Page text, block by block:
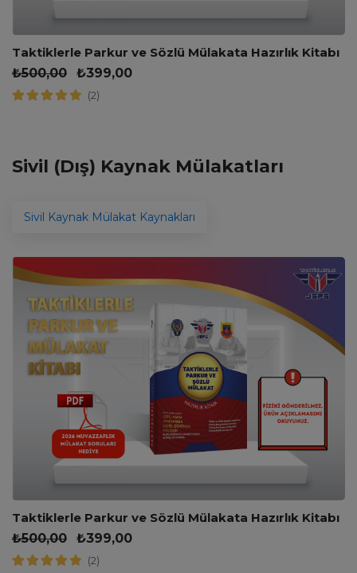
Taktiklerle Parkur ve Sözlü Mülakata Hazırlık Kitabı
₺500,00 ₺399,00
(2)
Sivil (Dış) Kaynak Mülakatları
Sivil Kaynak Mülakat Kaynakları
Taktiklerle Parkur ve Sözlü Mülakata Hazırlık Kitabı
₺500,00 ₺399,00
(2)